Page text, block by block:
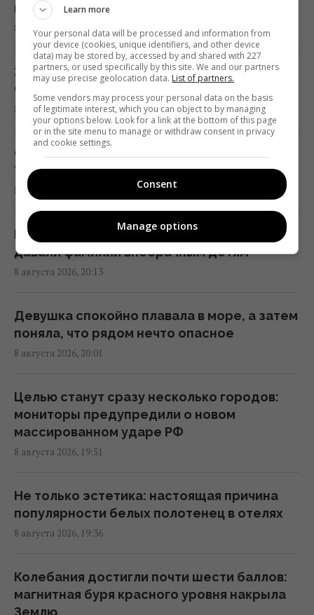
"Взрываются" из-за каждой мелочи: 9
проблем людей, которых легко разозлить
20:12 суббота, 08 августа 2026
Названа самая сильная разведка Европы, и
это не ГУР
19:57 суббота, 08 августа 2026
Россияне похвастались новым зенитным
дроном, способным развивать скорость
до 560 км/ч
19:57 суббота, 08 августа 2026
Люди, родившиеся в эти месяцы, самые
19:24 суббота, 08 августа 2026
В ЕС предложили новую схему
FAZ
19:19 суббота, 08 августа 2026
Маск не разрешил Украине использовать
19:19 суббота, 08 августа 2026
Турция закрыла Черное море для судов,
Bloomberg
19:00 суббота, 08 августа 2026
цен
8 августа 2026, 20:52
Запретные подарки для второй половинки:
что приводит к ссорам и слезам
8 августа 2026, 20:51
Опасается эскалации войны: Маск отказал
Украине в важной помощи
8 августа 2026, 20:20
Не только по отчеству: как в Украине
давали фамилии внебрачным детям
8 августа 2026, 20:13
Девушка спокойно плавала в море, а затем
поняла, что рядом нечто опасное
8 августа 2026, 20:01
Целью станут сразу несколько городов:
мониторы предупредили о новом
массированном ударе РФ
8 августа 2026, 19:51
Не только эстетика: настоящая причина
популярности белых полотенец в отелях
8 августа 2026, 19:36
Колебания достигли почти шести баллов:
магнитная буря красного уровня накрыла
Землю
Learn more
Your personal data will be processed and information from
your device (cookies, unique identifiers, and other device
data) may be stored by, accessed by and shared with 227
partners, or used specifically by this site. We and our partners
may use precise geolocation data. List of partners.
Some vendors may process your personal data on the basis
of legitimate interest, which you can object to by managing
your options below. Look for a link at the bottom of this page
or in the site menu to manage or withdraw consent in privacy
and cookie settings.
Consent
Manage options